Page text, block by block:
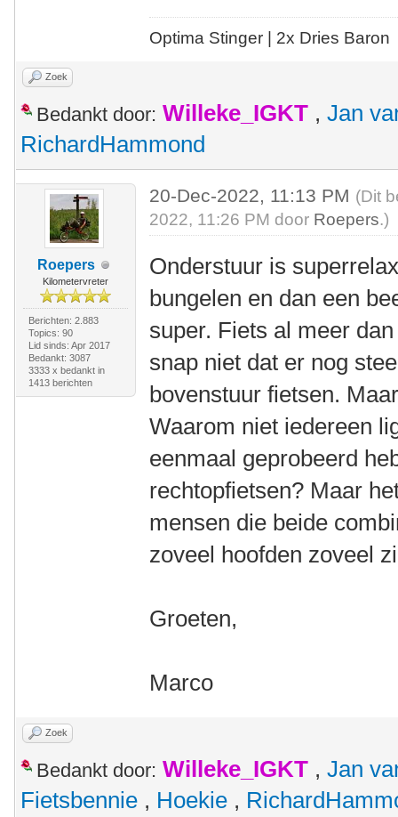
Optima Stinger | 2x Dries Baron
Zoek
Bedankt door: Willeke_IGKT , Jan
RichardHammond
Roepers
Kilometervreter
Berichten: 2.883
Topics: 90
Lid sinds: Apr 2017
Bedankt: 3087
3333 x bedankt in
1413 berichten
20-Dec-2022, 11:13 PM (Dit
2022, 11:26 PM door Roepers.)
Onderstuur is
bungelen en dan een
super. Fiets al meer
snap niet dat er nog
bovenstuur fietsen.
Waarom niet iedereen
eenmaal geprobeerd
rechtopfietsen? Maar
mensen die beide
zoveel hoofden zoveel
Groeten,
Marco
Zoek
Bedankt door: Willeke_IGKT , Jan
Fietsbennie , Hoekie ,